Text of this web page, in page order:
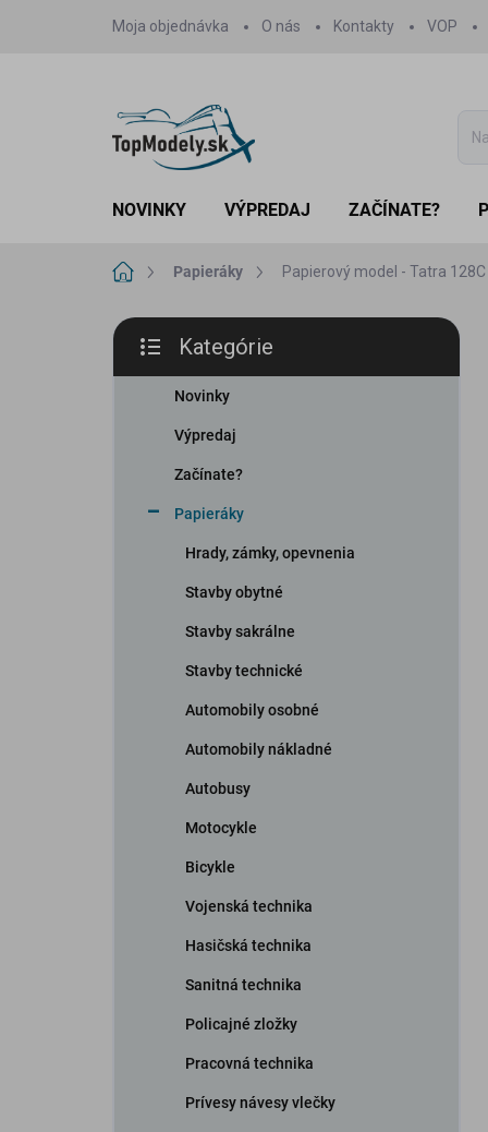
Moja objednávka O nás Kontakty VOP
NOVINKY VÝPREDAJ ZAČÍNATE?
DomovPapieráky Papierový model - Tatra
B
č
kategórie
Kategórie
Novinky
Výpredaj
Začínate?
Papieráky
Hrady, zámky, opevnenia
Stavby obytné
Stavby sakrálne
Stavby technické
Automobily osobné
Automobily nákladné
Autobusy
Motocykle
Bicykle
Vojenská technika
Hasičská technika
Sanitná technika
Policajné zložky
Pracovná technika
Prívesy návesy vlečky